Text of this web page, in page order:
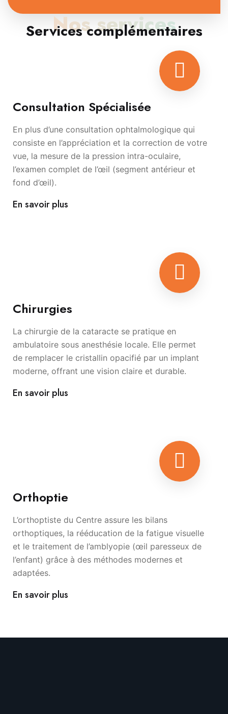
Nos services
Services complémentaires
Consultation Spécialisée
En plus d’une consultation ophtalmologique qui
consiste en l’appréciation et la correction de votre
vue, la mesure de la pression intra-oculaire,
l’examen complet de l’œil (segment antérieur et
fond d’œil).
En savoir plus
Chirurgies
La chirurgie de la cataracte se pratique en
ambulatoire sous anesthésie locale. Elle permet
de remplacer le cristallin opacifié par un implant
moderne, offrant une vision claire et durable.
En savoir plus
Orthoptie
L’orthoptiste du Centre assure les bilans
orthoptiques, la rééducation de la fatigue visuelle
et le traitement de l’amblyopie (œil paresseux de
l’enfant) grâce à des méthodes modernes et
adaptées.
En savoir plus